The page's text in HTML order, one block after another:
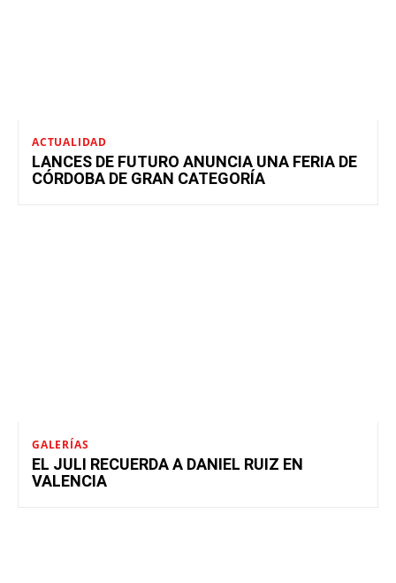
ACTUALIDAD
LANCES DE FUTURO ANUNCIA UNA FERIA DE
CÓRDOBA DE GRAN CATEGORÍA
GALERÍAS
EL JULI RECUERDA A DANIEL RUIZ EN
VALENCIA